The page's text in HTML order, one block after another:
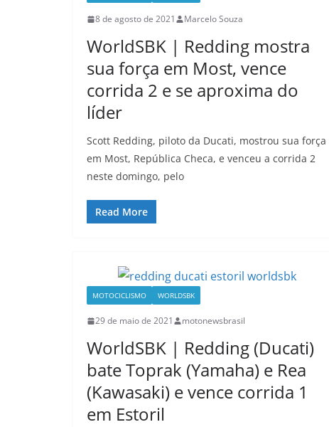
8 de agosto de 2021 Marcelo Souza
WorldSBK | Redding mostra
sua força em Most, vence
corrida 2 e se aproxima do
líder
Scott Redding, piloto da Ducati, mostrou sua força
em Most, República Checa, e venceu a corrida 2
neste domingo, pelo
Read More
MOTOCICLISMO WORLDSBK
29 de maio de 2021 motonewsbrasil
WorldSBK | Redding (Ducati)
bate Toprak (Yamaha) e Rea
(Kawasaki) e vence corrida 1
em Estoril